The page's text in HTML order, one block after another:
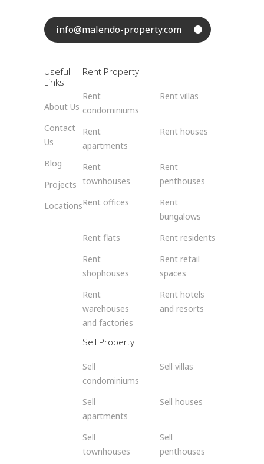
info@malendo-property.com
Useful
Links
About Us
Contact
Us
Blog
Projects
Locations
Rent Property
Rent
condominiums
Rent villas
Rent
apartments
Rent houses
Rent
townhouses
Rent
penthouses
Rent offices
Rent
bungalows
Rent flats
Rent residents
Rent
shophouses
Rent retail
spaces
Rent
warehouses
and factories
Rent hotels
and resorts
Sell Property
Sell
condominiums
Sell villas
Sell
apartments
Sell houses
Sell
townhouses
Sell
penthouses